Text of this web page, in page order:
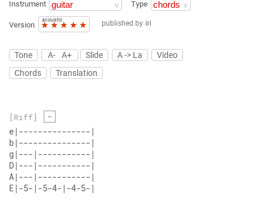
Instrument Type
Version
acoustic
★ ★ ★ ★ ★ published by iri
Tone A- A+ Slide A -> La
Video
Chords
Translation
[Riff] -
e|---------------|
b|---------------|
g|---|-----------|
D|---|-----------|
A|---|-----------|
E|-5-|-5-4-|-4-5-|